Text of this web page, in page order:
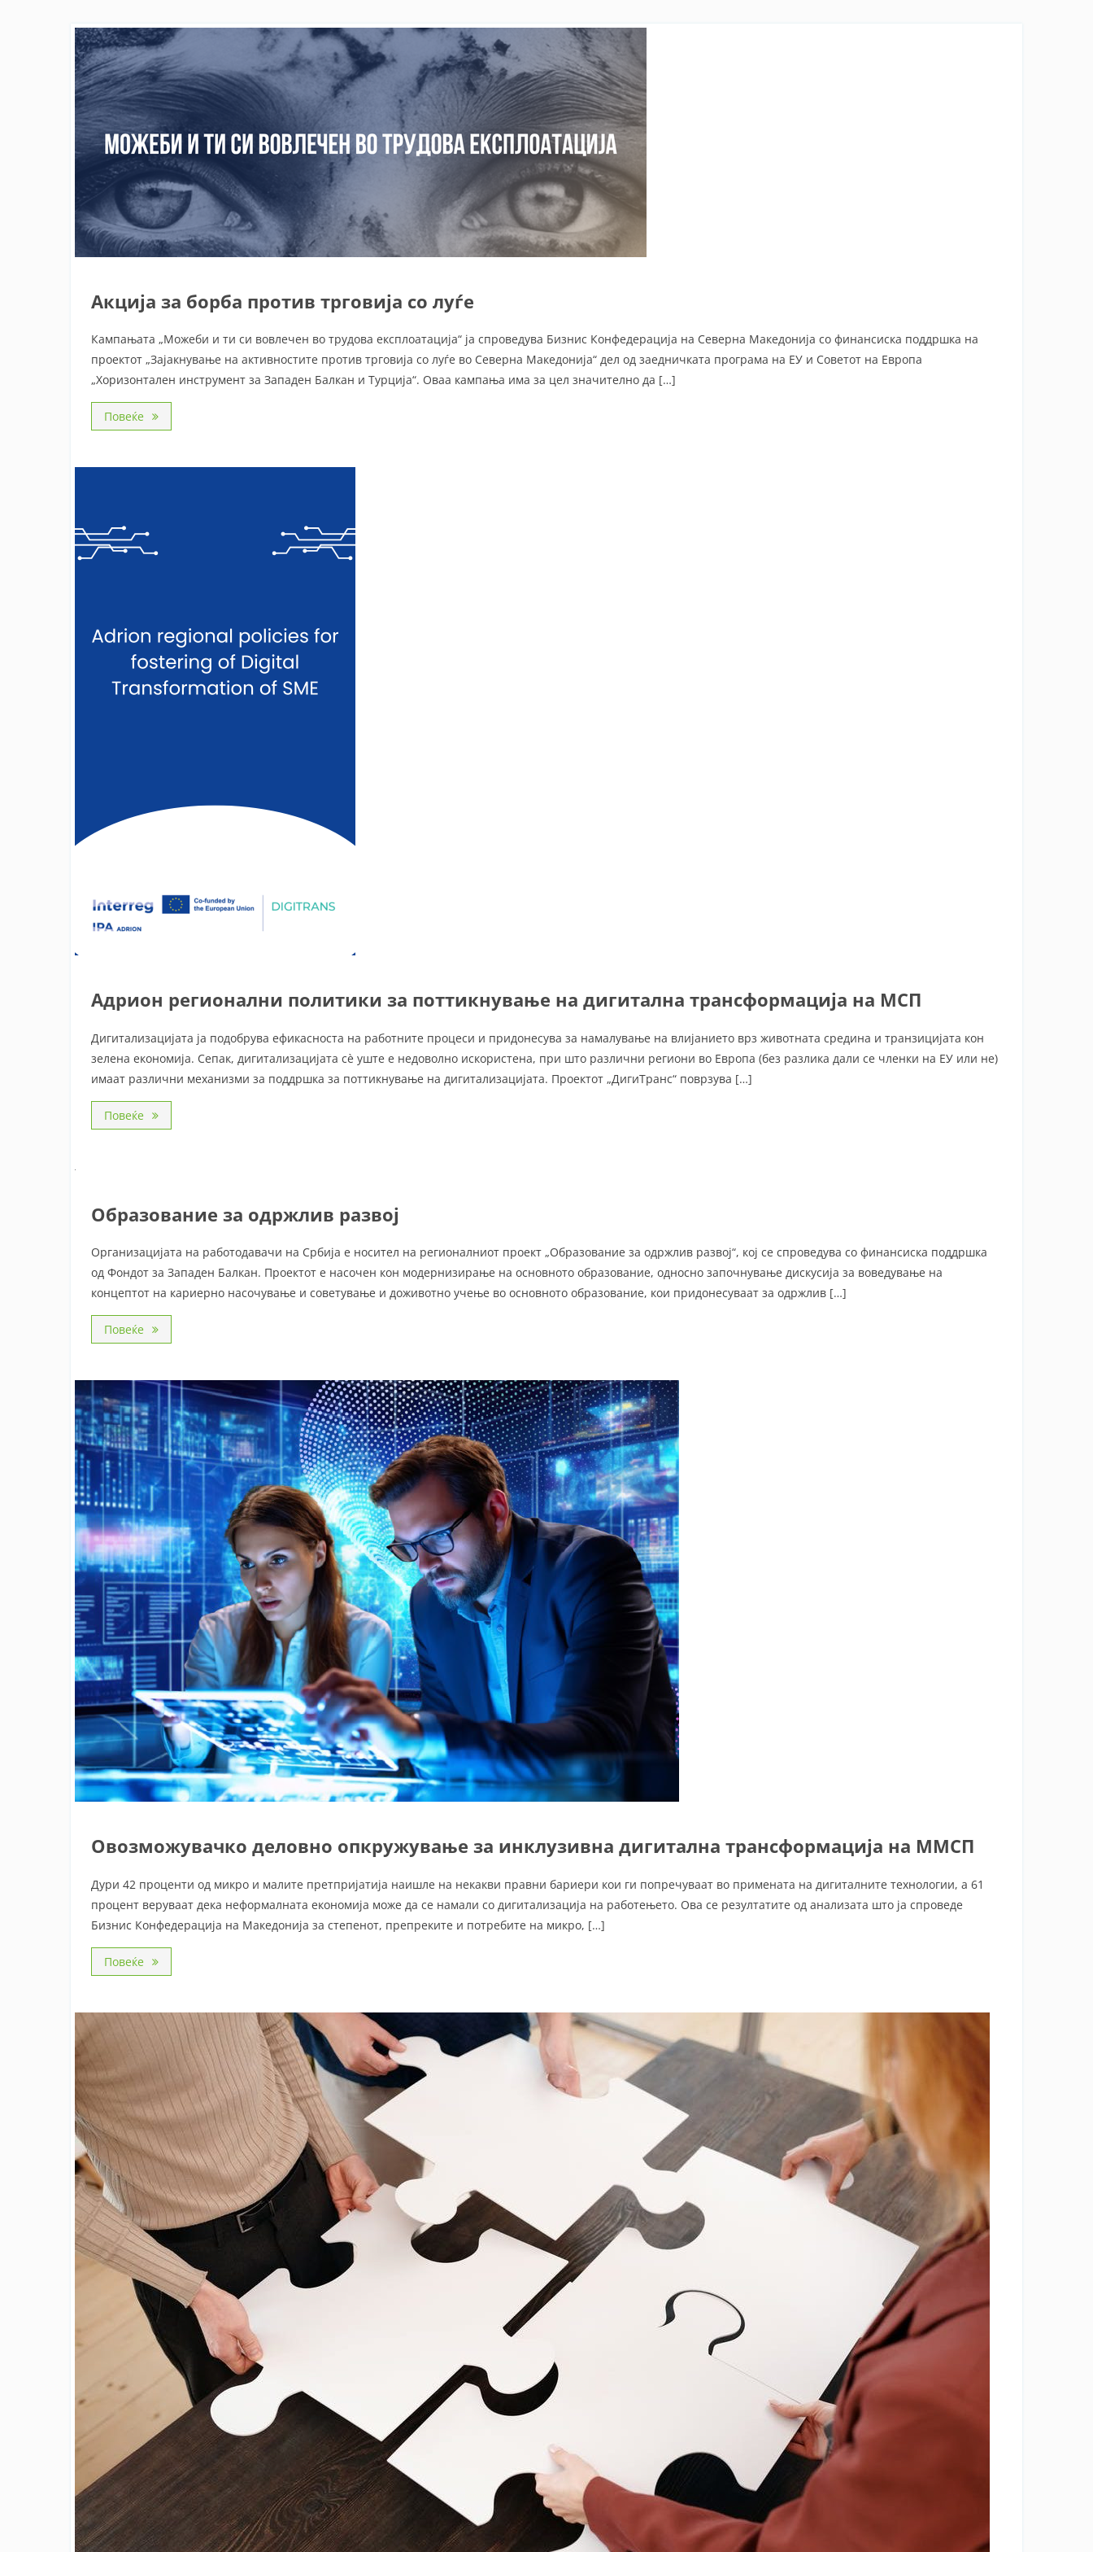
Акција за борба против трговија со луѓе
Кампањата „Можеби и ти си вовлечен во трудова експлоатација“ ја спроведува Бизнис Конфедерација на Северна Македонија со финансиска поддршка на
проектот „Зајакнување на активностите против трговија со луѓе во Северна Македонија“ дел од заедничката програма на ЕУ и Советот на Европа
„Хоризонтален инструмент за Западен Балкан и Турција“. Оваа кампања има за цел значително да […]
Повеќе
Адрион регионални политики за поттикнување на дигитална трансформација на МСП
Дигитализацијата ја подобрува ефикасноста на работните процеси и придонесува за намалување на влијанието врз животната средина и транзицијата кон
зелена економија. Сепак, дигитализацијата сè уште е недоволно искористена, при што различни региони во Европа (без разлика дали се членки на ЕУ или не)
имаат различни механизми за поддршка за поттикнување на дигитализацијата. Проектот „ДигиТранс“ поврзува […]
Повеќе
Образование за одржлив развој
Организацијата на работодавачи на Србија е носител на регионалниот проект „Образование за одржлив развој“, кој се спроведува со финансиска поддршка
од Фондот за Западен Балкан. Проектот е насочен кон модернизирање на основното образование, односно започнување дискусија за воведување на
концептот на кариерно насочување и советување и доживотно учење во основното образование, кои придонесуваат за одржлив […]
Повеќе
Овозможувачко деловно опкружување за инклузивна дигитална трансформација на ММСП
Дури 42 проценти од микро и малите претпријатија наишле на некакви правни бариери кои ги попречуваат во примената на дигиталните технологии, а 61
процент веруваат дека неформалната економија може да се намали со дигитализација на работењето. Ова се резултатите од анализата што ја спроведе
Бизнис Конфедерација на Македонија за степенот, препреките и потребите на микро, […]
Повеќе